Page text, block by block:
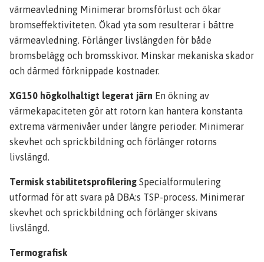
värmeavledning Minimerar bromsförlust och ökar
bromseffektiviteten. Ökad yta som resulterar i bättre
värmeavledning. Förlänger livslängden för både
bromsbelägg och bromsskivor. Minskar mekaniska skador
och därmed förknippade kostnader.
XG150 högkolhaltigt legerat järn En ökning av
värmekapaciteten gör att rotorn kan hantera konstanta
extrema värmenivåer under längre perioder. Minimerar
skevhet och sprickbildning och förlänger rotorns
livslängd.
Termisk stabilitetsprofilering Specialformulering
utformad för att svara på DBA:s TSP-process. Minimerar
skevhet och sprickbildning och förlänger skivans
livslängd.
Termografisk